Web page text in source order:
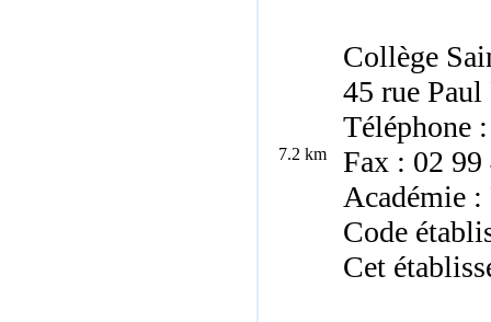
7.2 km
Collège
45 rue Paul
Téléphone
Fax : 02 99
Académie :
Code
Cet